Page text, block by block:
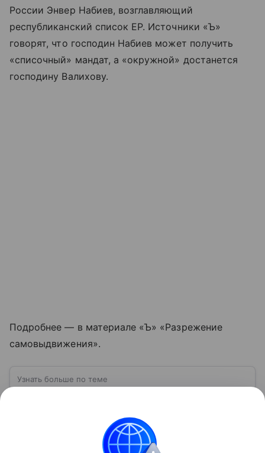
России Энвер Набиев, возглавляющий
республиканский список ЕР. Источники «Ъ»
говорят, что господин Набиев может получить
«списочный» мандат, а «окружной» достанется
господину Валихову.
Подробнее — в материале «Ъ» «Разрежение
самовыдвижения».
Узнать больше по теме
Государственная дума занимает особое место в
системе российской власти. Именно здесь
обсуждаются и принимаются федеральные законы,